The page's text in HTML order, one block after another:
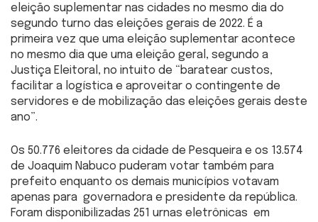
eleição suplementar nas cidades no mesmo dia do
segundo turno das eleições gerais de 2022. É a
primeira vez que uma eleição suplementar acontece
no mesmo dia que uma eleição geral, segundo a
Justiça Eleitoral, no intuito de “baratear custos,
facilitar a logística e aproveitar o contingente de
servidores e de mobilização das eleições gerais deste
ano”.
Os 50.776 eleitores da cidade de Pesqueira e os 13.574
de Joaquim Nabuco puderam votar também para
prefeito enquanto os demais municípios votavam
apenas para governadora e presidente da república.
Foram disponibilizadas 251 urnas eletrônicas em